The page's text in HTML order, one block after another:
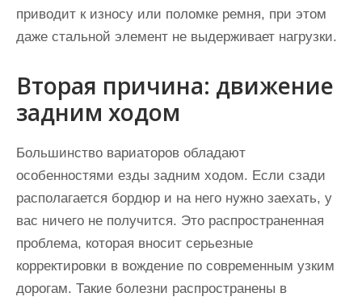
приводит к износу или поломке ремня, при этом
даже стальной элемент не выдерживает нагрузки.
Вторая причина: движение
задним ходом
Большинство вариаторов обладают
особенностями езды задним ходом. Если сзади
располагается бордюр и на него нужно заехать, у
вас ничего не получится. Это распространенная
проблема, которая вносит серьезные
корректировки в вождение по современным узким
дорогам. Такие болезни распространены в